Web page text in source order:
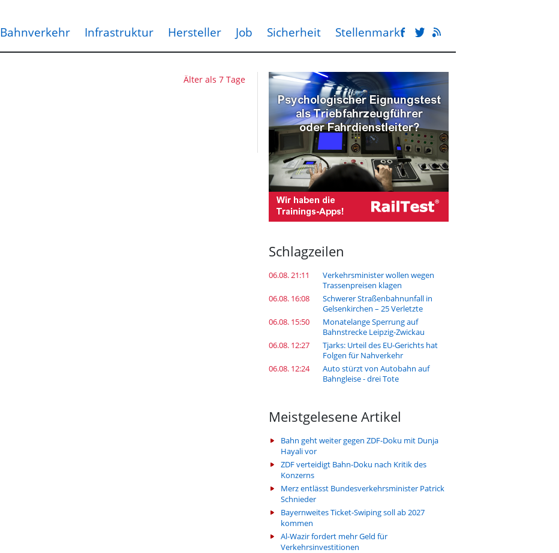
Bahnverkehr Infrastruktur Hersteller Job Sicherheit Stellenmarkt
Älter als 7 Tage
Schlagzeilen
06.08. 21:11
Verkehrsminister wollen wegen
Trassenpreisen klagen
06.08. 16:08
Schwerer Straßenbahnunfall in
Gelsenkirchen – 25 Verletzte
06.08. 15:50
Monatelange Sperrung auf
Bahnstrecke Leipzig-Zwickau
06.08. 12:27
Tjarks: Urteil des EU-Gerichts hat
Folgen für Nahverkehr
06.08. 12:24
Auto stürzt von Autobahn auf
Bahngleise - drei Tote
Meistgelesene Artikel
Bahn geht weiter gegen ZDF-Doku mit Dunja
Hayali vor
ZDF verteidigt Bahn-Doku nach Kritik des
Konzerns
Merz entlässt Bundesverkehrsminister Patrick
Schnieder
Bayernweites Ticket-Swiping soll ab 2027
kommen
Al-Wazir fordert mehr Geld für
Verkehrsinvestitionen